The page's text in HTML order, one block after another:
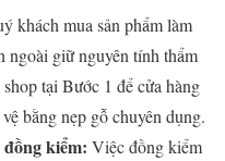
khách mua sản phẩm làm
ngoài giữ nguyên tính thẩm
tại Bước 1 để cửa hàng
bằng nẹp gỗ chuyên dụng.
kiểm: Việc đồng kiểm